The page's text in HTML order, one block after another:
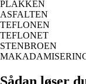
PLAKKEN
ASFALTEN
TEFLONEN
TEFLONET
STENBROEN
Sådan løser